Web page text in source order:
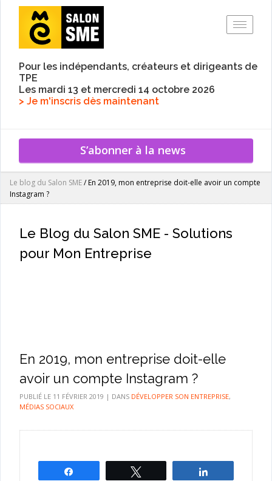
Pour les indépendants, créateurs et dirigeants de
TPE
Les mardi 13 et mercredi 14 octobre 2026
> Je m'inscris dès maintenant
S’abonner à la news
Le blog du Salon SME/En 2019, mon entreprise doit-elle avoir un compte
Instagram ?
Le Blog du Salon SME - Solutions
pour Mon Entreprise
En 2019, mon entreprise doit-elle
avoir un compte Instagram ?
PUBLIÉ LE 11 FÉVRIER 2019 | DANS DÉVELOPPER SON ENTREPRISE,
MÉDIAS SOCIAUX